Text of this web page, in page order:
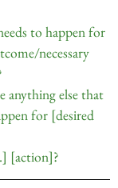
to happen for
necessary
anything else that
for [desired
[action]?